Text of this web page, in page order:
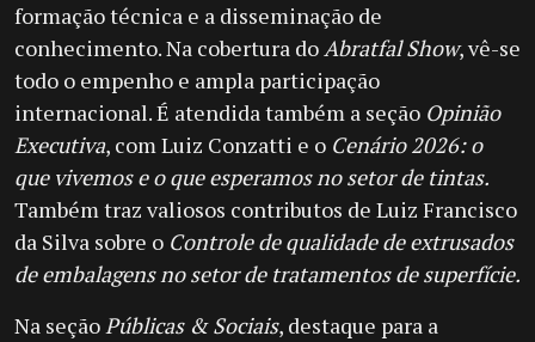
formação técnica e a disseminação de
conhecimento. Na cobertura doAbratfal Show, vê-se
todo o empenho e ampla participação
internacional. É atendida também a seção Opinião
Executiva, com Luiz Conzatti e o Cenário 2026: o
que vivemos e o que esperamos no setor de tintas.
Também traz valiosos contributos de Luiz Francisco
da Silva sobre o Controle de qualidade de extrusados
de embalagens no setor de tratamentos de superfície.
Na seçãoPúblicas & Sociais, destaque para a